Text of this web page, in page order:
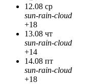
12.08 ср
sun-rain-cloud
+18
13.08 чт
sun-rain-cloud
+14
14.08 пт
sun-rain-cloud
+18